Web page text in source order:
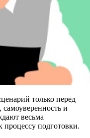
только перед
и
весьма
процессу подготовки.